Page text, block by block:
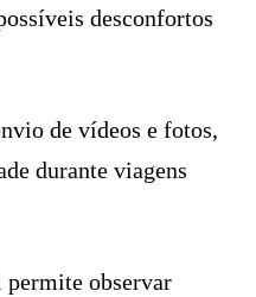
desconfortos
de vídeos e fotos,
durante viagens
observar